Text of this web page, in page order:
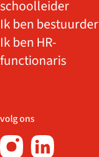
volg ons
schoolleider
Ik ben bestuurder
Ik ben HR-
functionaris